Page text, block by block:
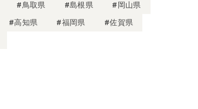
#鳥取県 #島根県
#岡山県
#高知県 #福岡県
#佐賀県